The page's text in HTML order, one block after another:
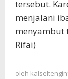
tersebut.
menjalani
menyambut
Rifai)
oleh